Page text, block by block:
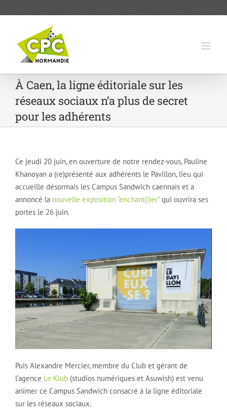
À Caen, la ligne éditoriale sur les
réseaux sociaux n’a plus de secret
pour les adhérents
Ce jeudi 20 juin, en ouverture de notre rendez-vous, Pauline
Khanoyan a (re)présenté aux adhérents le Pavillon, lieu qui
accueille désormais les Campus Sandwich caennais et a
annoncé la nouvelle exposition “enchant(i)er”qui ouvrira ses
portes le 26 juin.
Puis Alexandre Mercier, membre du Club et gérant de
l’agence Le Klub (studios numériques et Asuwish) est venu
animer ce Campus Sandwich consacré à la ligne éditoriale
sur les réseaux sociaux.